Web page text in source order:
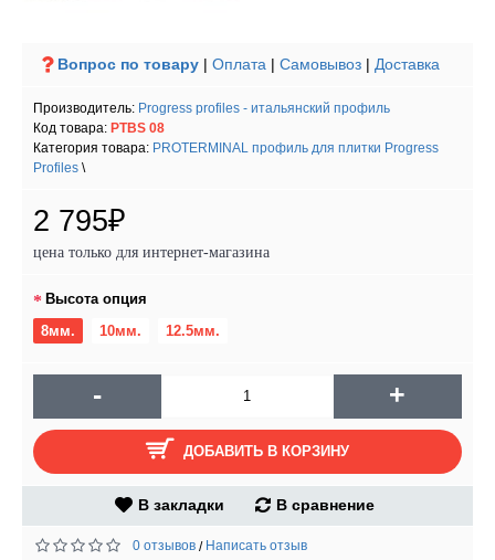
Вопрос по товару | Оплата | Самовывоз | Доставка
Производитель: Progress profiles - итальянский профиль
Код товара: PTBS 08
Категория товара: PROTERMINAL профиль для плитки Progress
Profiles \
2 795₽
цена только для интернет-магазина
Высота опция
8мм.
10мм. 12.5мм.
- +
ДОБАВИТЬ В КОРЗИНУ
В закладки В сравнение
0 отзывов / Написать отзыв